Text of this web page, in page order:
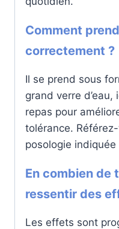
Comment
correctement ?
Il se prend sous
grand verre
repas pour
tolérance.
posologie indiquée
En combien de
ressentir des
Les effets sont